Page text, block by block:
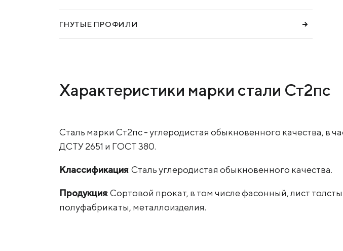
ГНУТЫЕ ПРОФИЛИ
Характеристики марки стали Ст2пс
Сталь марки Ст2пс - углеродистая обыкновенного качества, в
ДСТУ 2651 и ГОСТ 380.
Классификация: Сталь углеродистая обыкновенного качества.
Продукция: Сортовой прокат, в том числе фасонный, лист
полуфабрикаты, металлоизделия.